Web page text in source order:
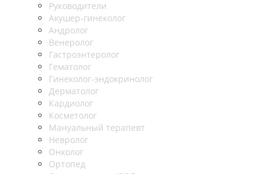
Руководители
Акушер-гинеколог
Андролог
Венеролог
Гастроэнтеролог
Гематолог
Гинеколог-эндокринолог
Дерматолог
Кардиолог
Косметолог
Мануальный терапевт
Невролог
Онколог
Ортопед